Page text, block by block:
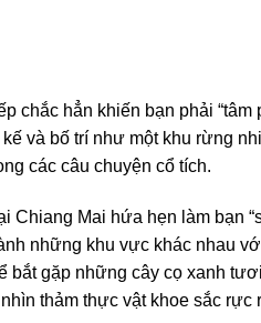
chắc hẳn khiến bạn phải “tâm
và bố trí như một khu rừng
các câu chuyện cổ tích.
Chiang Mai hứa hẹn làm bạn
những khu vực khác nhau
bắt gặp những cây cọ xanh
thảm thực vật khoe sắc